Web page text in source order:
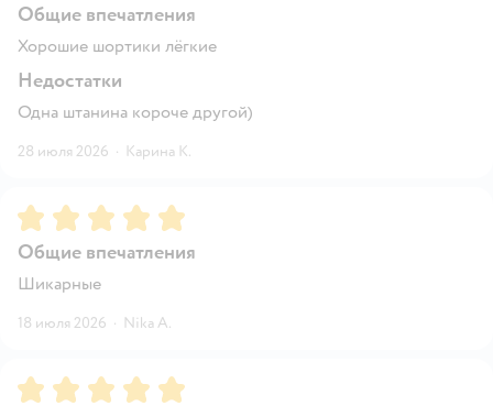
Общие впечатления
Хорошие шортики лёгкие
Недостатки
Одна штанина короче другой)
28 июля 2026 · Карина К.
Рейтинг:5
Общие впечатления
Шикарные
18 июля 2026 · Nika A.
Рейтинг:5